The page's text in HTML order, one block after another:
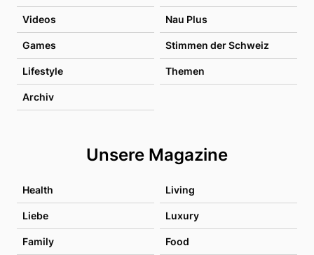
Videos Nau Plus
Games Stimmen der Schweiz
Lifestyle Themen
Archiv
Unsere Magazine
Health Living
Liebe Luxury
Family Food